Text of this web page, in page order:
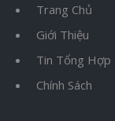
Trang Chủ
Giới Thiệu
Tin Tổng Hợp
Chính Sách